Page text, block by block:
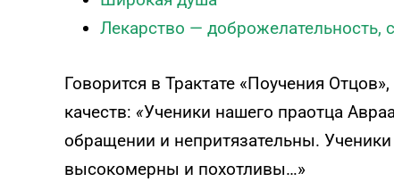
Лекарство — доброжелательность,
Говорится в Трактате «Поучения
качеств: «Ученики нашего праотца
обращении и непритязательны.
высокомерны и похотливы…»
эмоционального выгорания